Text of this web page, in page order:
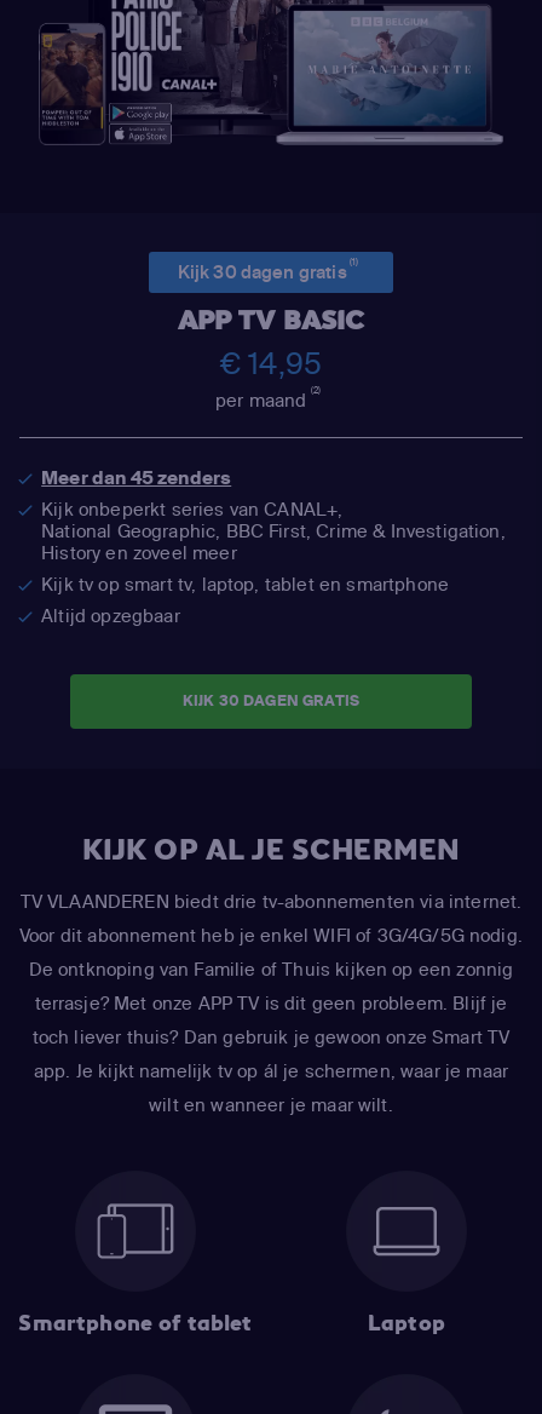
Kijk 30 dagen gratis(1)
APP TV BASIC
€ 14,95
per maand(2)
Meer dan 45 zenders
Kijk onbeperkt series van CANAL+,
National Geographic, BBC First, Crime & Investigation,
History en zoveel meer
Kijk tv op smart tv, laptop, tablet en smartphone
Altijd opzegbaar
KIJK 30 DAGEN GRATIS
KIJK OP AL JE SCHERMEN
TV VLAANDEREN biedt drie tv-abonnementen via internet.
Voor dit abonnement heb je enkel WIFI of 3G/4G/5G nodig.
De ontknoping van Familie of Thuis kijken op een zonnig
terrasje? Met onze APP TV is dit geen probleem. Blijf je
toch liever thuis? Dan gebruik je gewoon onze Smart TV
app. Je kijkt namelijk tv op ál je schermen, waar je maar
wilt en wanneer je maar wilt.
Smartphone of tablet Laptop